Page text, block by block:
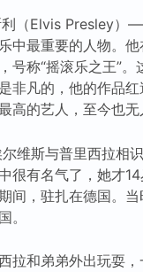
利（Elvis Presley
中最重要的人物。
号称“摇滚乐之王”。
非凡的，他的作品
高的艺人，至今也无
维斯与普里西拉相
有名气了，她才14
间，驻扎在德国。
。
拉和弟弟外出玩耍